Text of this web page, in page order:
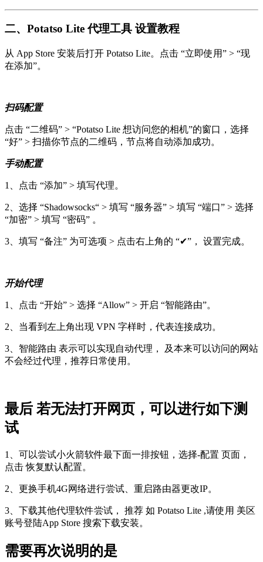
二、Potatso Lite 代理工具 设置教程
从 App Store 安装后打开 Potatso Lite。点击 “立即使用” > “现
在添加”。
扫码配置
点击 “二维码” > “Potatso Lite 想访问您的相机”的窗口，选择
“好” > 扫描你节点的二维码，节点将自动添加成功。
手动配置
1、点击 “添加” > 填写代理。
2、选择 “Shadowsocks“ > 填写 “服务器” > 填写 “端口” > 选择
“加密” > 填写 “密码” 。
3、填写 “备注” 为可选项 > 点击右上角的 “✔”， 设置完成。
开始代理
1、点击 “开始” > 选择 “Allow” > 开启 “智能路由”。
2、当看到左上角出现 VPN 字样时，代表连接成功。
3、智能路由 表示可以实现自动代理， 及本来可以访问的网站
不会经过代理，推荐日常使用。
最后 若无法打开网页，可以进行如下测
试
1、可以尝试小火箭软件最下面一排按钮，选择-配置 页面，
点击 恢复默认配置。
2、更换手机4G网络进行尝试、重启路由器更改IP。
3、下载其他代理软件尝试， 推荐 如 Potatso Lite ,请使用 美区
账号登陆App Store 搜索下载安装。
需要再次说明的是